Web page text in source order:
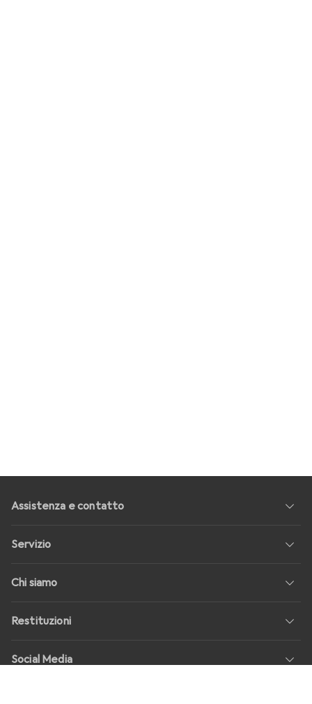
Assistenza e contatto
Servizio
Chi siamo
Restituzioni
Social Media